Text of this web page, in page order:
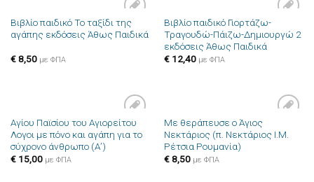
Πρόσθήκη
στην λίστα
Βιβλίο παιδικό Το ταξίδι της
αγάπης εκδόσεις Άθως Παιδικά
€8,50 με ΦΠΑ
Πρόσθήκη
στην λίστα
επιθυμιών
Βιβλίο παιδικό Γιορτάζω-
Τραγουδώ-Πάιζω-Δημιουργώ 2
εκδόσεις Άθως Παιδικά
€12,40 με ΦΠΑ
Πρόσθήκη
στην λίστα
επιθυμιών
Αγίου Παϊσίου του Αγιορείτου
Λογοι με πόνο και αγάπη για το
σύχρονο άνθρωπο (Α’)
€15,00 με ΦΠΑ
Πρόσθήκη
στην λίστα
Με θεράπευσε ο Άγιος
Νεκτάριος (π. Νεκτάριος Ι.Μ.
Ρέτσια Ρουμανία)
€8,50 με ΦΠΑ